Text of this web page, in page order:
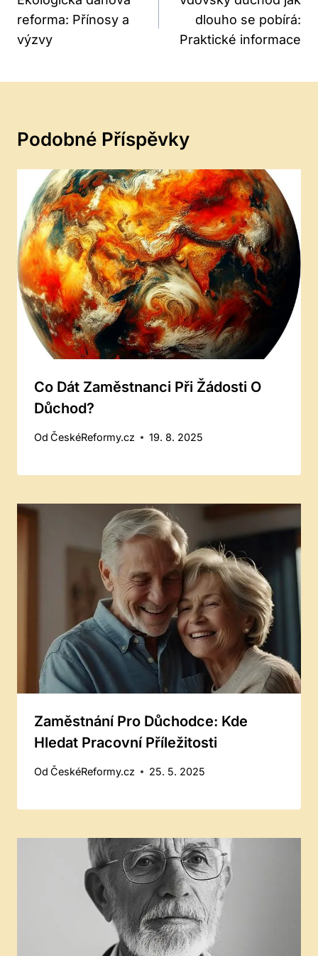
Příspěvek
reforma: Přínosy a
výzvy
dlouho se pobírá:
Praktické informace
Podobné Příspěvky
Co Dát Zaměstnanci Při Žádosti O
Důchod?
Od ČeskéReformy.cz 19. 8. 2025
Zaměstnání Pro Důchodce: Kde
Hledat Pracovní Příležitosti
Od ČeskéReformy.cz 25. 5. 2025